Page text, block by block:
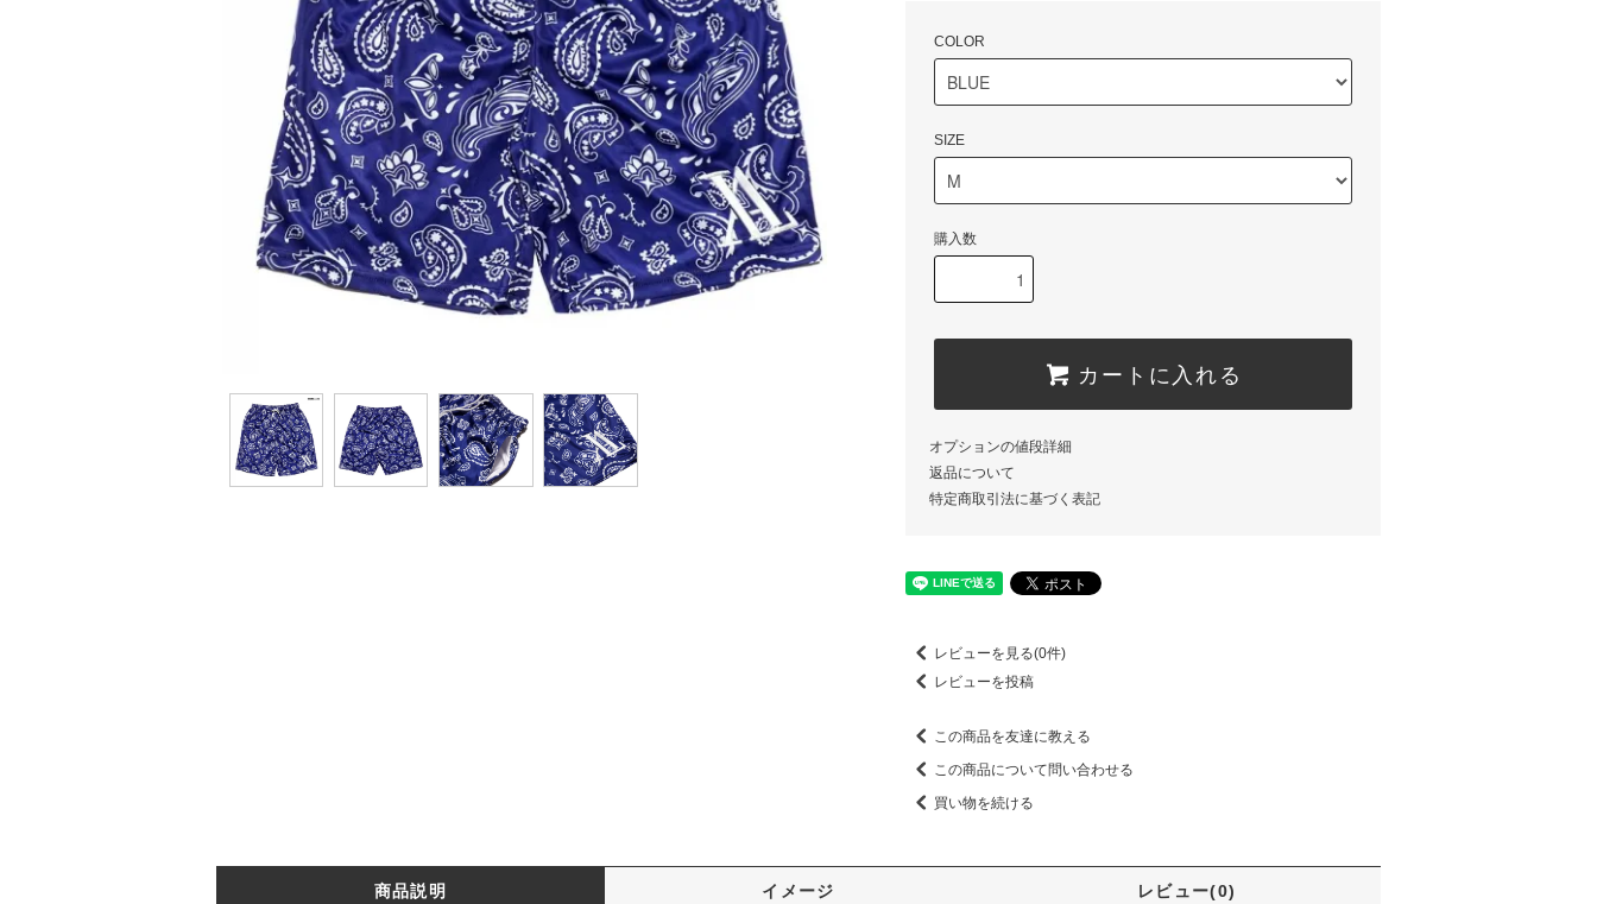
COLOR
SIZE
購入数
カートに入れる
オプションの値段詳細
返品について
特定商取引法に基づく表記
レビューを見る(0件)
レビューを投稿
この商品を友達に教える
この商品について問い合わせる
買い物を続ける
商品説明 イメージ レビュー(0)